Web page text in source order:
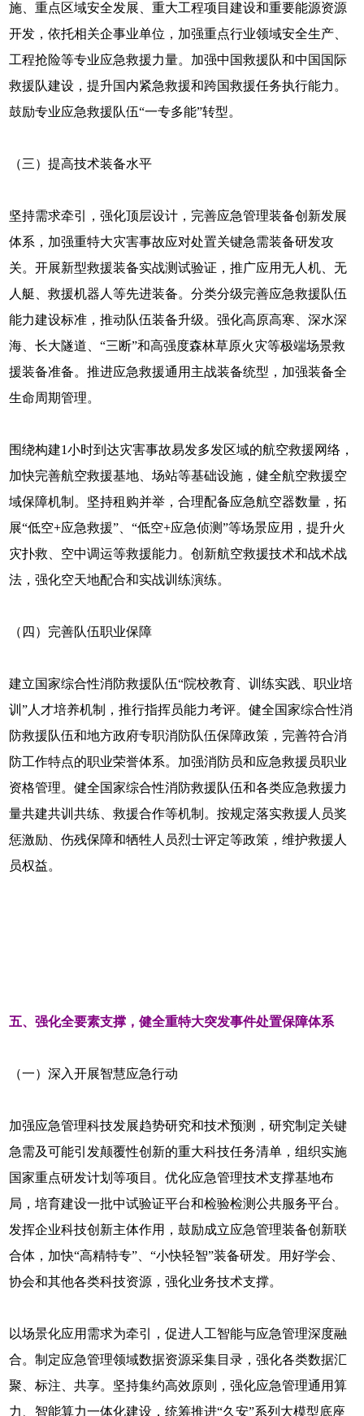
施、重点区域安全发展、重大工程项目建设和重要能源资源
开发，依托相关企事业单位，加强重点行业领域安全生产、
工程抢险等专业应急救援力量。加强中国救援队和中国国际
救援队建设，提升国内紧急救援和跨国救援任务执行能力。
鼓励专业应急救援队伍“一专多能”转型。
（三）提高技术装备水平
坚持需求牵引，强化顶层设计，完善应急管理装备创新发展
体系，加强重特大灾害事故应对处置关键急需装备研发攻
关。开展新型救援装备实战测试验证，推广应用无人机、无
人艇、救援机器人等先进装备。分类分级完善应急救援队伍
能力建设标准，推动队伍装备升级。强化高原高寒、深水深
海、长大隧道、“三断”和高强度森林草原火灾等极端场景救
援装备准备。推进应急救援通用主战装备统型，加强装备全
生命周期管理。
围绕构建1小时到达灾害事故易发多发区域的航空救援网络，
加快完善航空救援基地、场站等基础设施，健全航空救援空
域保障机制。坚持租购并举，合理配备应急航空器数量，拓
展“低空+应急救援”、“低空+应急侦测”等场景应用，提升火
灾扑救、空中调运等救援能力。创新航空救援技术和战术战
法，强化空天地配合和实战训练演练。
（四）完善队伍职业保障
建立国家综合性消防救援队伍“院校教育、训练实践、职业培
训”人才培养机制，推行指挥员能力考评。健全国家综合性消
防救援队伍和地方政府专职消防队伍保障政策，完善符合消
防工作特点的职业荣誉体系。加强消防员和应急救援员职业
资格管理。健全国家综合性消防救援队伍和各类应急救援力
量共建共训共练、救援合作等机制。按规定落实救援人员奖
惩激励、伤残保障和牺牲人员烈士评定等政策，维护救援人
员权益。
五、强化全要素支撑，健全重特大突发事件处置保障体系
（一）深入开展智慧应急行动
加强应急管理科技发展趋势研究和技术预测，研究制定关键
急需及可能引发颠覆性创新的重大科技任务清单，组织实施
国家重点研发计划等项目。优化应急管理技术支撑基地布
局，培育建设一批中试验证平台和检验检测公共服务平台。
发挥企业科技创新主体作用，鼓励成立应急管理装备创新联
合体，加快“高精特专”、“小快轻智”装备研发。用好学会、
协会和其他各类科技资源，强化业务技术支撑。
以场景化应用需求为牵引，促进人工智能与应急管理深度融
合。制定应急管理领域数据资源采集目录，强化各类数据汇
聚、标注、共享。坚持集约高效原则，强化应急管理通用算
力、智能算力一体化建设，统筹推进“久安”系列大模型底座